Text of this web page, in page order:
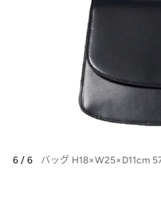
6 / 6 バッグ H18×W25×D11cm